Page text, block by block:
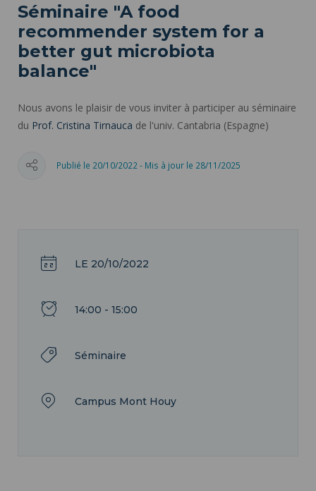
Séminaire "A food
recommender system for a
better gut microbiota
balance"
Nous avons le plaisir de vous inviter à participer au séminaire
du Prof. Cristina Tirnauca de l'univ. Cantabria (Espagne)
Publié le 20/10/2022 - Mis à jour le 28/11/2025
LE 20/10/2022
14:00 - 15:00
Séminaire
Campus Mont Houy